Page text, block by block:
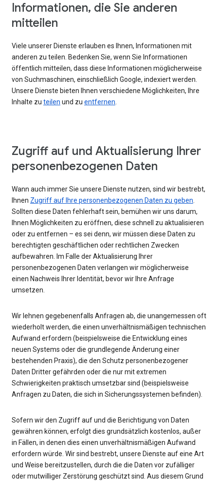
Informationen, die Sie anderen
mitteilen
Viele unserer Dienste erlauben es Ihnen, Informationen mit
anderen zu teilen. Bedenken Sie, wenn Sie Informationen
öffentlich mitteilen, dass diese Informationen möglicherweise
von Suchmaschinen, einschließlich Google, indexiert werden.
Unsere Dienste bieten Ihnen verschiedene Möglichkeiten, Ihre
Inhalte zu teilen und zu entfernen.
Zugriff auf und Aktualisierung Ihrer
personenbezogenen Daten
Wann auch immer Sie unsere Dienste nutzen, sind wir bestrebt,
Ihnen Zugriff auf Ihre personenbezogenen Daten zu geben.
Sollten diese Daten fehlerhaft sein, bemühen wir uns darum,
Ihnen Möglichkeiten zu eröffnen, diese schnell zu aktualisieren
oder zu entfernen – es sei denn, wir müssen diese Daten zu
berechtigten geschäftlichen oder rechtlichen Zwecken
aufbewahren. Im Falle der Aktualisierung Ihrer
personenbezogenen Daten verlangen wir möglicherweise
einen Nachweis Ihrer Identität, bevor wir Ihre Anfrage
umsetzen.
Wir lehnen gegebenenfalls Anfragen ab, die unangemessen oft
wiederholt werden, die einen unverhältnismäßigen technischen
Aufwand erfordern (beispielsweise die Entwicklung eines
neuen Systems oder die grundlegende Änderung einer
bestehenden Praxis), die den Schutz personenbezogener
Daten Dritter gefährden oder die nur mit extremen
Schwierigkeiten praktisch umsetzbar sind (beispielsweise
Anfragen zu Daten, die sich in Sicherungssystemen befinden).
Sofern wir den Zugriff auf und die Berichtigung von Daten
gewähren können, erfolgt dies grundsätzlich kostenlos, außer
in Fällen, in denen dies einen unverhältnismäßigen Aufwand
erfordern würde. Wir sind bestrebt, unsere Dienste auf eine Art
und Weise bereitzustellen, durch die die Daten vor zufälliger
oder mutwilliger Zerstörung geschützt sind. Aus diesem Grund